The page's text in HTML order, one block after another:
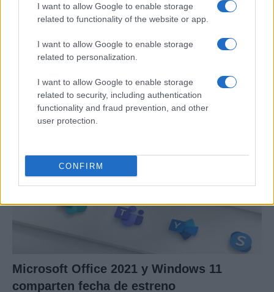
I want to allow Google to enable storage
related to functionality of the website or app.
I want to allow Google to enable storage
related to personalization.
I want to allow Google to enable storage
related to security, including authentication
functionality and fraud prevention, and other
user protection.
CONFIRM
Preview: Marvel Super Hero Squad, más
superhéroes para Nintendo Wii
Los fans de Nintendo Wii y los superhéroes…
CIENCIA Y TECNOLOGÍA
Microsoft Office 2021 y Windows 11
comparten fecha de estreno